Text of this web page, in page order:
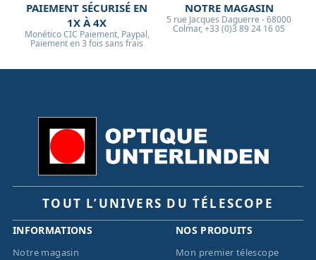
PAIEMENT SÉCURISÉ EN
1X À 4X
Monético CIC Paiement, Paypal,
Paiement en 3 fois sans frais
NOTRE MAGASIN
5 rue Jacques Daguerre - 68000
Colmar, +33 (0)3 89 24 16 05
TOUT L’UNIVERS DU TÉLESCOPE
INFORMATIONS
Notre magasin
NOS PRODUITS
Mon premier télescope